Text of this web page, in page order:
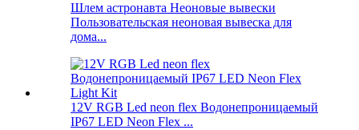
Шлем астронавта Неоновые вывески
Пользовательская неоновая вывеска для
дома...
12V RGB Led neon flex Водонепроницаемый
IP67 LED Neon Flex ...